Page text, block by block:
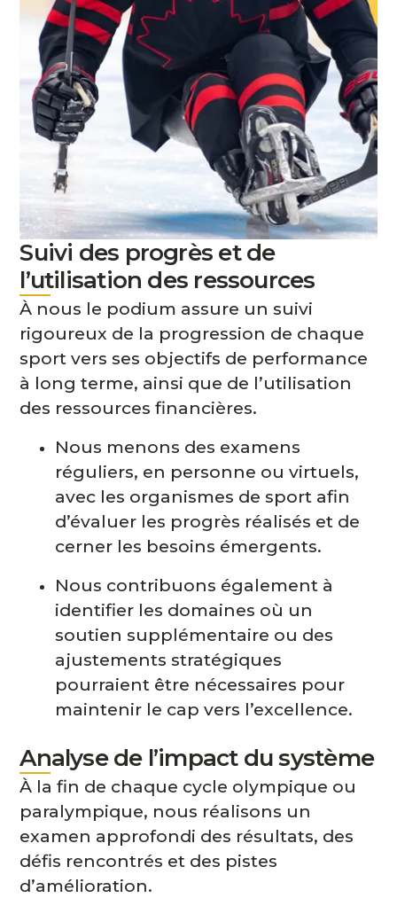
Suivi des progrès et de
l’utilisation des ressources
À nous le podium assure un suivi
rigoureux de la progression de chaque
sport vers ses objectifs de performance
à long terme, ainsi que de l’utilisation
des ressources financières.
Nous menons des examens
réguliers, en personne ou virtuels,
avec les organismes de sport afin
d’évaluer les progrès réalisés et de
cerner les besoins émergents.
Nous contribuons également à
identifier les domaines où un
soutien supplémentaire ou des
ajustements stratégiques
pourraient être nécessaires pour
maintenir le cap vers l’excellence.
Analyse de l’impact du système
À la fin de chaque cycle olympique ou
paralympique, nous réalisons un
examen approfondi des résultats, des
défis rencontrés et des pistes
d’amélioration.